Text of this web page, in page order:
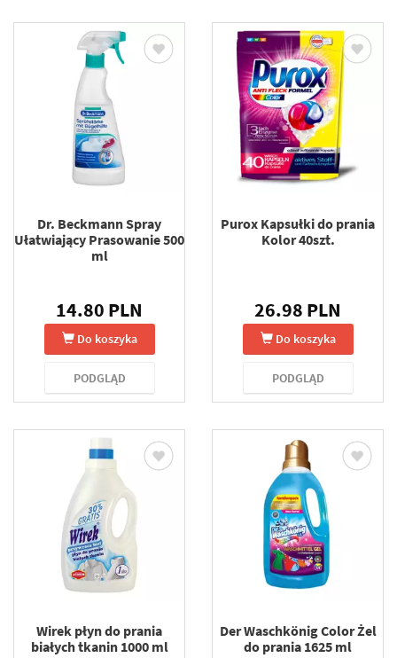
Dr. Beckmann Spray
Ułatwiający Prasowanie 500
ml
14.80 PLN
Do koszyka
PODGLĄD
Purox Kapsułki do prania
Kolor 40szt.
26.98 PLN
Do koszyka
PODGLĄD
Wirek płyn do prania
białych tkanin 1000 ml
Der Waschkönig Color Żel
do prania 1625 ml